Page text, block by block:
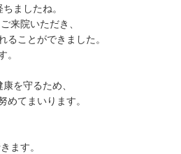
ましたね。
来院いただき、
ることができました。
。
を守るため、
めてまいります。
ます。